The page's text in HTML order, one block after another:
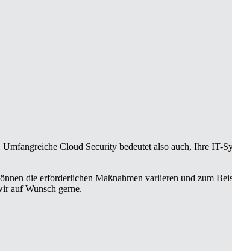
Cloud Security bedeutet also auch, Ihre IT-
die erforderlichen Maßnahmen variieren und zum
auf Wunsch gerne.